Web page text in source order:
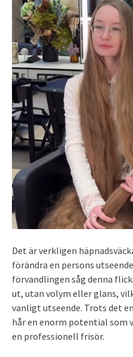
Det är verkligen
förändra en persons
förvandlingen såg denna
ut, utan volym eller glans,
vanligt utseende. Trots det
hår en enorm potential som
en professionell frisör.